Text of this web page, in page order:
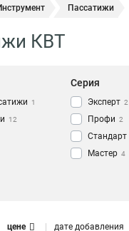
Пассатижи
КВТ
1
12
Серия
Эксперт 2
Профи 2
Стандарт
Мастер 4
цене дате добавления